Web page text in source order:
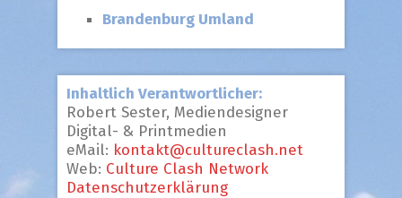
Brandenburg Umland
Inhaltlich Verantwortlicher:
Robert Sester, Mediendesigner
Digital- & Printmedien
eMail: kontakt@cultureclash.net
Web: Culture Clash Network
Datenschutzerklärung